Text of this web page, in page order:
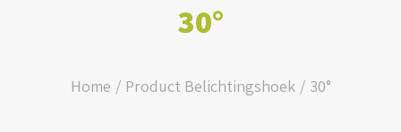
WEBSHOP
30°
Home Product Belichtingshoek 30°